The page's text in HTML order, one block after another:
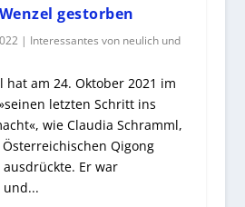
gestorben
| Interessantes von neulich und
hat am 24. Oktober 2021 im
letzten Schritt ins
wie Claudia Schramml,
Qigong
Er war